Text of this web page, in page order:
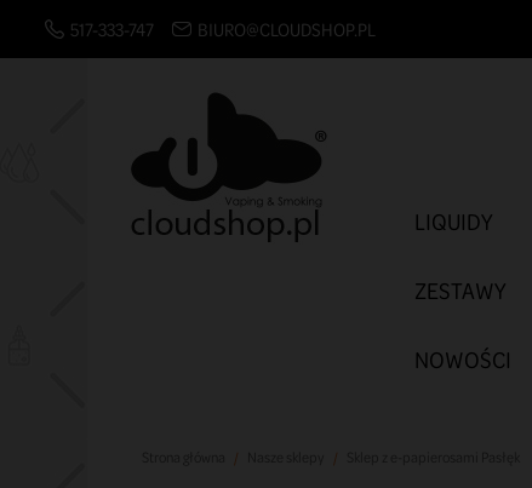
517-333-747 BIURO@CLOUDSHOP.PL
LIQUIDY
ZESTAWY
NOWOŚCI